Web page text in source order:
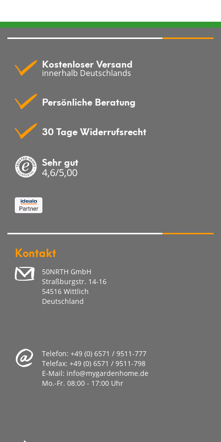
Kostenloser Versand
innerhalb Deutschlands
Persönliche Beratung
30 Tage Widerrufsrecht
Sehr gut
4,6/5,00
Kontakt
50NRTH GmbH
Straßburgstr. 14-16
54516 Wittlich
Deutschland
Telefon: +49 (0) 6571 / 9511-777
Telefax: +49 (0) 6571 / 9511-798
E-Mail: info@mygardenhome.de
Mo.-Fr. 08:00 - 17:00 Uhr